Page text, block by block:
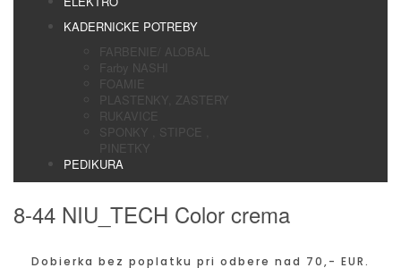
KADERNICKE POTREBY
FARBENIE/ ALOBAL
Farby NASHI
FOAMIE
PLASTENKY, ZASTERY
RUKAVICE
SPONKY , STIPCE ,
PINETKY
PEDIKURA
8-44 NIU_TECH Color crema
Dobierka bez poplatku pri odbere nad 70,- EUR.